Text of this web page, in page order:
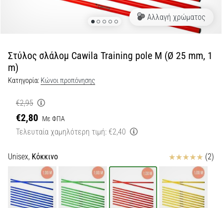
άρθρων
Αλλαγή χρώματος
Στύλος σλάλομ Cawila Training pole M (Ø 25 mm, 1
m)
Κατηγορία: Κώνοι προπόνησης
€2,95
€2,80 Με ΦΠΑ
Τελευταία χαμηλότερη τιμή: €2,40
Unisex, Κόκκινο Κριτικές (2)